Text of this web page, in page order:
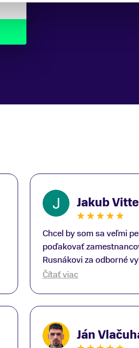
Jakub
Chcel by som sa veľmi
poďakovať
Rusnákovi za odborné
bike-fittingu. Je to super
otázky odpovedal bez
Ešte raz ďakujem.
Čítať viac
Ján